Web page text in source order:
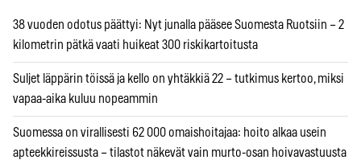
38 vuoden odotus päättyi: Nyt junalla pääsee Suomesta Ruotsiin – 2
kilometrin pätkä vaati huikeat 300 riskikartoitusta
Suljet läppärin töissä ja kello on yhtäkkiä 22 – tutkimus kertoo, miksi
vapaa-aika kuluu nopeammin
Suomessa on virallisesti 62 000 omaishoitajaa: hoito alkaa usein
apteekkireissusta – tilastot näkevät vain murto-osan hoivavastuusta